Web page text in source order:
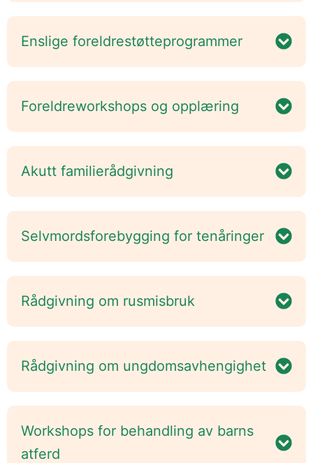
Enslige foreldrestøtteprogrammer
Foreldreworkshops og opplæring
Akutt familierådgivning
Selvmordsforebygging for tenåringer
Rådgivning om rusmisbruk
Rådgivning om ungdomsavhengighet
Workshops for behandling av barns
atferd